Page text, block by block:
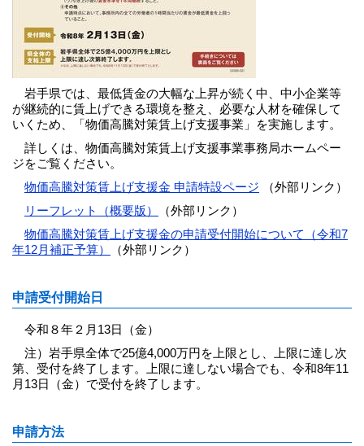
岩手県では、最低賃金の大幅な上昇が続く中、中小企業等
が継続的に賃上げできる環境を整え、必要な人材を確保して
いくため、「物価高騰対策賃上げ支援事業」を実施します。
詳しくは、物価高騰対策賃上げ支援事業事務局ホームペー
ジをご覧ください。
物価高騰対策賃上げ支援金 申請特設ページ （外部リンク）
リーフレット（概要版）
（外部リンク）
物価高騰対策賃上げ支援金の申請受付開始について（令和7
年12月補正予算）
（外部リンク）
申請受付開始日
令和８年２月13日（金）
注）岩手県全体で25億4,000万円を上限とし、上限に達し次
第、受付を終了します。上限に達しない場合でも、令和8年11
月13日（金）で受付を終了します。
申請方法